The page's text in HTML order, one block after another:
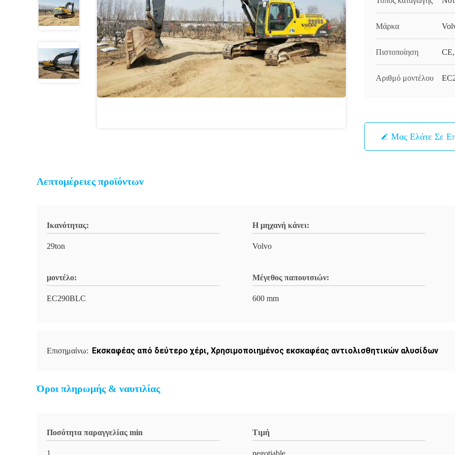
Μάρκα
Πιστοποίηση
Αριθμό μοντέλου
Μας Ελάτε Σε
Λεπτομέρειες προϊόντων
Ικανότητας:
29ton
Η μηχανή κάνει:
Volvo
μοντέλο:
EC290BLC
Μέγεθος παπουτσιών:
600 mm
Επισημαίνω: Εκσκαφέας από δεύτερο χέρι, Χρησιμοποιημένος εκσκαφέας αντιολισθητικών αλυσίδων
Όροι πληρωμής & ναυτιλίας
Ποσότητα παραγγελίας min
1
Τιμή
negotiable